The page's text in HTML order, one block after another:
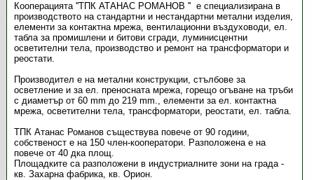
Кооперацията ''ТПК АТАНАС РОМАНОВ '' е специализирана в
производството на стандартни и нестандартни метални изделия,
елементи за контактна мрежа, вентилационни въздуховоди, ел.
табла за промишлени и битови сгради, луминисцентни
осветителни тела, производство и ремонт на трансформатори и
реостати.
Производител е на метални конструкции, стълбове за
осветление и за ел. преносната мрежа, горещо огъване на тръби
с диаметър от 60 mm до 219 mm., елементи за ел. контактна
мрежа, осветителни тела, трансформатори, реостати, ел. табла.
ТПК Атанас Романов съществува повече от 90 години,
собственост е на 150 член-кооператори. Разположена е на
повече от 40 дка площ.
Площадките са разположени в индустриалните зони на града -
кв. Захарна фабрика, кв. Орион.